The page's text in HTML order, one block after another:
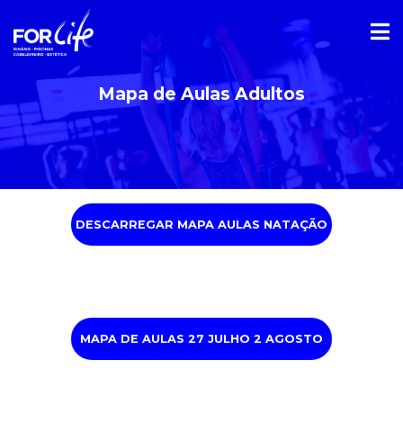
Mapa de Aulas Adultos
DESCARREGAR MAPA AULAS NATAÇÃO
MAPA DE AULAS 27 JULHO 2 AGOSTO